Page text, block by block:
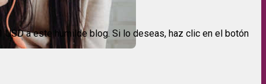
USD a este humilde blog. Si lo deseas, haz clic en el botón